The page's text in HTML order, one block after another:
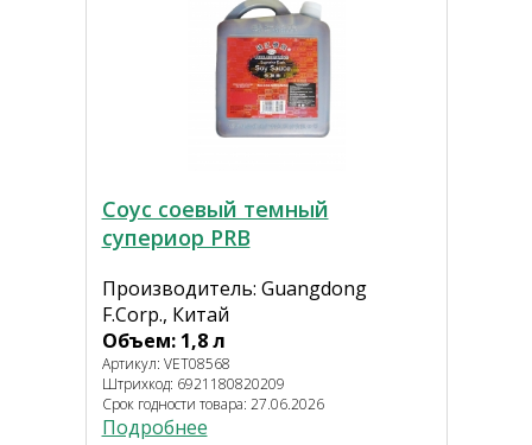
Соус соевый темный
супериор PRB
Производитель: Guangdong
F.Corp., Китай
Объем: 1,8 л
Артикул: VET08568
Штрихкод: 6921180820209
Срок годности товара: 27.06.2026
Подробнее